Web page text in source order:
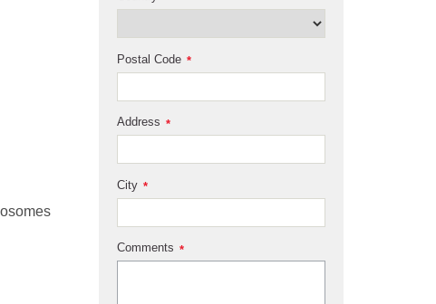
*
Postal Code
*
Address
*
City
*
Comments